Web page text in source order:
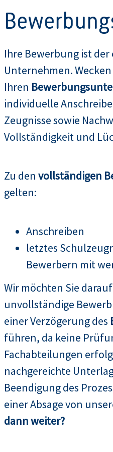
Ihre Bewerbung ist
Unternehmen.
Ihren
individuelle
Zeugnisse sowie
Vollständigkeit und
Zu den vollständigen
gelten:
Anschreiben
letztes
Bewerbern mit
Wir möchten Sie
unvollständige
einer Verzögerung des
führen, da keine
Fachabteilungen
nachgereichte
Beendigung des
einer Absage von
dann weiter?